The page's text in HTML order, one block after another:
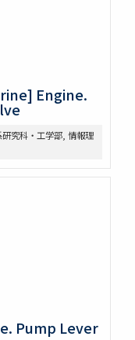
Engine.
究科・工学部, 情報理
Pump Lever